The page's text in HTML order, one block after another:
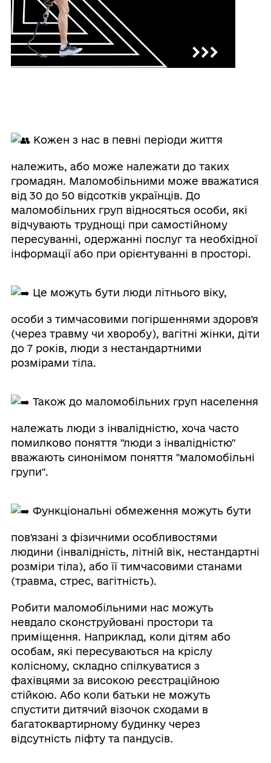
Кожен з нас в певні періоди життя
належить, або може належати до таких
громадян. Маломобільними може вважатися
від 30 до 50 відсотків українців. До
маломобільних груп відносяться особи, які
відчувають труднощі при самостійному
пересуванні, одержанні послуг та необхідної
інформації або при орієнтуванні в просторі.
Це можуть бути люди літнього віку,
особи з тимчасовими погіршеннями здоров'я
(через травму чи хворобу), вагітні жінки, діти
до 7 років, люди з нестандартними
розмірами тіла.
Також до маломобільних груп населення
належать люди з інвалідністю, хоча часто
помилково поняття "люди з інвалідністю"
вважають синонімом поняття "маломобільні
групи".
Функціональні обмеження можуть бути
пов'язані з фізичними особливостями
людини (інвалідність, літній вік, нестандартні
розміри тіла), або її тимчасовими станами
(травма, стрес, вагітність).
Робити маломобільними нас можуть
невдало сконструйовані простори та
приміщення. Наприклад, коли дітям або
особам, які пересуваються на кріслу
колісному, складно спілкуватися з
фахівцями за високою реєстраційною
стійкою. Або коли батьки не можуть
спустити дитячий візочок сходами в
багатоквартирному будинку через
відсутність ліфту та пандусів.